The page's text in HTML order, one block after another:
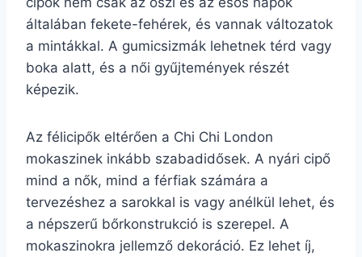
általában fekete-fehérek, és vannak változatok
a mintákkal. A gumicsizmák lehetnek térd vagy
boka alatt, és a női gyűjtemények részét
képezik.
Az félicipők eltérően a Chi Chi London
mokaszinek inkább szabadidősek. A nyári cipő
mind a nők, mind a férfiak számára a
tervezéshez a sarokkal is vagy anélkül lehet, és
a népszerű bőrkonstrukció is szerepel. A
mokaszinokra jellemző dekoráció. Ez lehet íj,